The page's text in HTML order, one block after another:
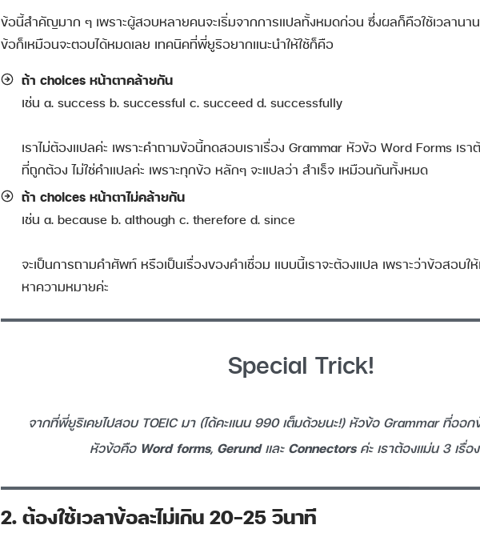
ข้อนี้สำคัญมาก ๆ เพราะผู้สอบหลายคนจะเริ่มจากการแปลทั้งหมดก่อน ซึ่งผลก็คือใช้เวลานาน
ข้อก็เหมือนจะตอบได้หมดเลย เทคนิคที่พี่ยูริอยากแนะนำให้ใช้ก็คือ
ถ้า choices หน้าตาคล้ายกัน
เช่น a. success b. successful c. succeed d. successfully
เราไม่ต้องแปลค่ะ เพราะคำถามข้อนี้ทดสอบเราเรื่อง Grammar หัวข้อ Word Forms เร
ที่ถูกต้อง ไม่ใช่คำแปลค่ะ เพราะทุกข้อ หลักๆ จะแปลว่า สำเร็จ เหมือนกันทั้งหมด
ถ้า choices หน้าตาไม่คล้ายกัน
เช่น a. because b. although c. therefore d. since
จะเป็นการถามคำศัพท์ หรือเป็นเรื่องของคำเชื่อม แบบนี้เราจะต้องแปล เพราะว่าข้อสอบให้
หาความหมายค่ะ
Special Trick!
จากที่พี่ยูริเคยไปสอบ TOEIC มา (ได้คะแนน 990 เต็มด้วยนะ!) หัวข้อ Grammar ที่อ
หัวข้อคือ Word forms, Gerundและ Connectorsค่ะ เราต้องแม่น 3 เรื่อ
2. ต้องใช้เวลาข้อละไม่เกิน 20-25 วินาที